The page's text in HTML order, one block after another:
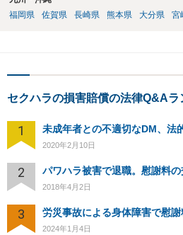
福岡県
佐賀県 長崎県 熊本県 大分県 宮
セクハラの損害賠償の法律Q&Aラ
1 未成年者との不適切なDM、法
2020年2月10日
2
2018年4月2日
3
2024年1月4日